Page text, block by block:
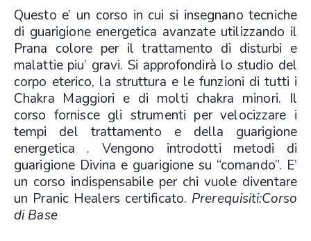
Questo e’ un corso in cui si insegnano tecniche
di guarigione energetica avanzate utilizzando il
Prana colore per il trattamento di disturbi e
malattie piu’ gravi. Si approfondirà lo studio del
corpo eterico, la struttura e le funzioni di tutti i
Chakra Maggiori e di molti chakra minori. Il
corso fornisce gli strumenti per velocizzare i
tempi del trattamento e della guarigione
energetica . Vengono introdotti metodi di
guarigione Divina e guarigione su “comando”. E’
un corso indispensabile per chi vuole diventare
un Pranic Healers certificato. Prerequisiti:Corso
di Base